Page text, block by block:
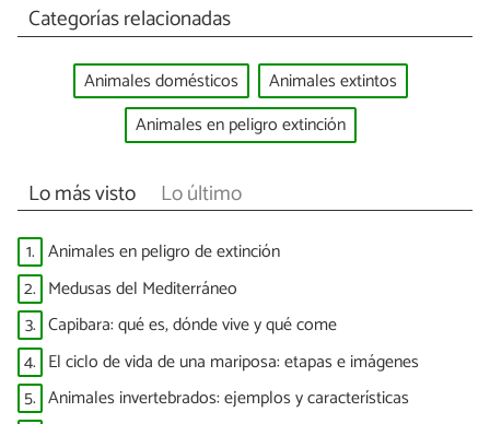
Categorías relacionadas
Animales domésticos
Animales extintos
Animales en peligro extinción
Lo más visto Lo último
1. Animales en peligro de extinción
2. Medusas del Mediterráneo
3. Capibara: qué es, dónde vive y qué come
4. El ciclo de vida de una mariposa: etapas e imágenes
5. Animales invertebrados: ejemplos y características